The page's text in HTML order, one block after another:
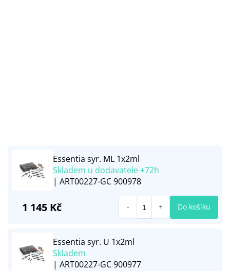
Essentia syr. ML 1x2ml
Skladem u dodavatele +72h
| ART00227-GC 900978
1 145 Kč Do košíku
Essentia syr. U 1x2ml
Skladem
| ART00227-GC 900977